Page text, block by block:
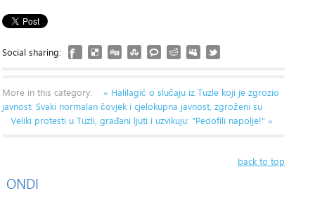
Social sharing:
More in this category:
« Halilagić o slučaju iz Tuzle koji je zgrozio
javnost: Svaki normalan čovjek i cjelokupna javnost, zgroženi su
Veliki protesti u Tuzli, građani ljuti i uzvikuju: "Pedofili napolje!" »
back to top
ONDI